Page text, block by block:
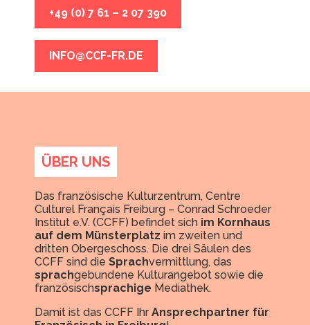
+49 (0) 7 61 – 2 07 390
INFO@CCF-FR.DE
ÜBER UNS
Das französische Kulturzentrum, Centre
Culturel Français Freiburg – Conrad Schroeder
Institut e.V. (CCFF) befindet sich im Kornhaus
auf dem Münsterplatz im zweiten und
dritten Obergeschoss. Die drei Säulen des
CCFF sind die Sprachvermittlung, das
sprachgebundene Kulturangebot sowie die
französischsprachige Mediathek.
Damit ist das CCFF IhrAnsprechpartner für